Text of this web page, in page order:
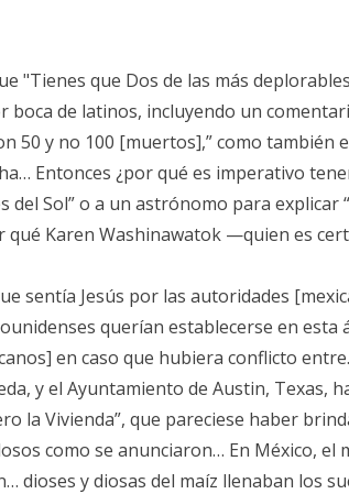
"Tienes que Dos de las más
boca de latinos, incluyendo un
50 y no 100 [muertos],” como también
Entonces ¿por qué es imperativo
del Sol” o a un astrónomo para explicar
qué Karen Washinawatok —quien es
sentía Jesús por las autoridades
querían establecerse en esta
en caso que hubiera conflicto
y el Ayuntamiento de Austin, Texas,
la Vivienda”, que pareciese haber
como se anunciaron… En México, el
dioses y diosas del maíz llenaban los